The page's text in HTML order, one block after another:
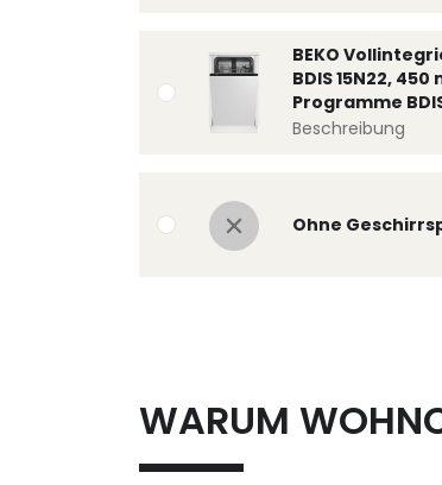
BEKO
BDIS 15N22,
Programme
Beschreibung
Ohne
WARUM